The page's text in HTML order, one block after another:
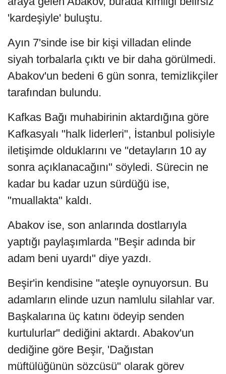
'kardeşiyle' buluştu.
Ayın 7'sinde ise bir kişi villadan elinde
siyah torbalarla çıktı ve bir daha görülmedi.
Abakov'un bedeni 6 gün sonra, temizlikçiler
tarafından bulundu.
Kafkas Bağı muhabirinin aktardığına göre
Kafkasyalı "halk liderleri", İstanbul polisiyle
iletişimde olduklarını ve "detayların 10 ay
sonra açıklanacağını" söyledi. Sürecin ne
kadar bu kadar uzun sürdüğü ise,
"muallakta" kaldı.
Abakov ise, son anlarında dostlarıyla
yaptığı paylaşımlarda "Beşir adında bir
adam beni uyardı" diye yazdı.
Beşir'in kendisine "ateşle oynuyorsun. Bu
adamların elinde uzun namlulu silahlar var.
Başkalarına üç katını ödeyip senden
kurtulurlar" dediğini aktardı. Abakov'un
dediğine göre Beşir, 'Dağıstan
müftülüğünün sözcüsü" olarak görev